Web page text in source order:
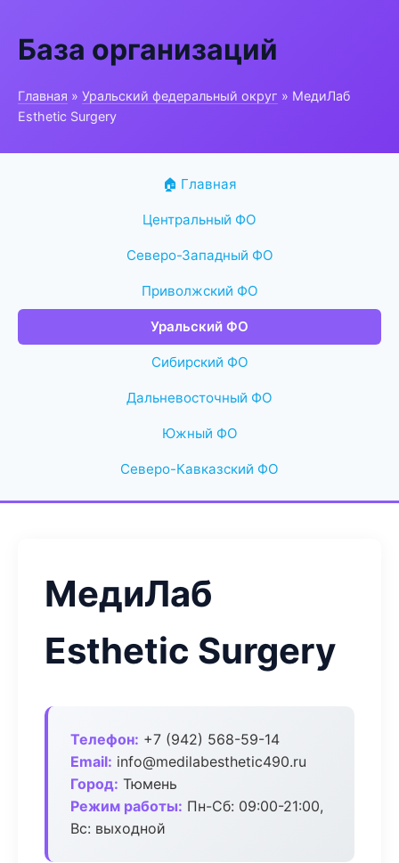
База организаций
Главная » Уральский федеральный округ » МедиЛаб
Esthetic Surgery
🏠 Главная
Центральный ФО
Северо-Западный ФО
Приволжский ФО
Уральский ФО
Сибирский ФО
Дальневосточный ФО
Южный ФО
Северо-Кавказский ФО
МедиЛаб
Esthetic Surgery
Телефон: +7 (942) 568-59-14
Email: info@medilabesthetic490.ru
Город: Тюмень
Режим работы: Пн-Сб: 09:00-21:00,
Вс: выходной